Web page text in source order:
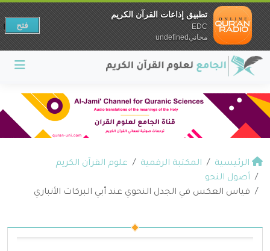
الرئيسية المكتبة الرقمية
علوم القرآن الكريم
أصول النحو
قياس العكس في الجدل النحوي عند أبي البركات الأنباري
تطبيق إذاعات القرآن الكريم
EDC
مجانيundefined
فتح